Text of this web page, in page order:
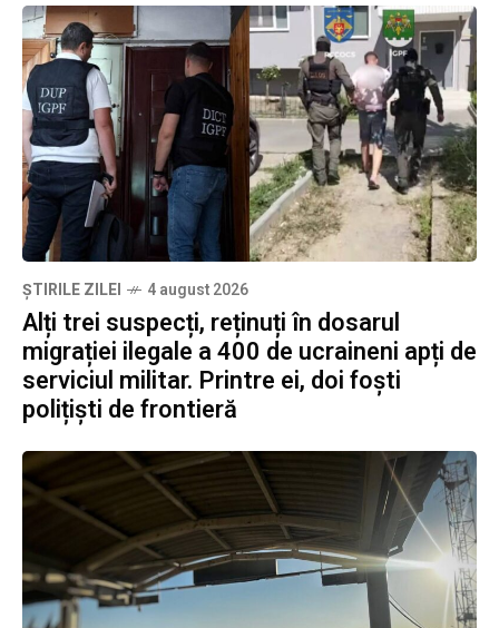
ȘTIRILE ZILEI 4 august 2026
Alți trei suspecți, reținuți în dosarul
migrației ilegale a 400 de ucraineni apți de
serviciul militar. Printre ei, doi foști
polițiști de frontieră